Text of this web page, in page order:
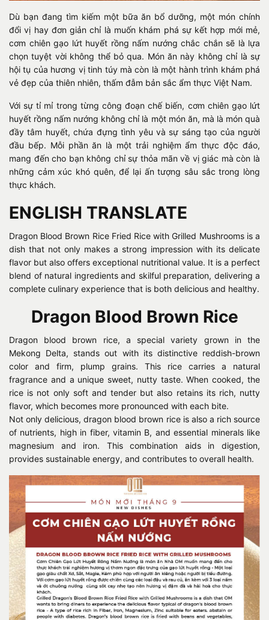
Dù bạn đang tìm kiếm một bữa ăn bổ dưỡng, một món chính
đổi vị hay đơn giản chỉ là muốn khám phá sự kết hợp mới mẻ,
cơm chiên gạo lứt huyết rồng nấm nướng chắc chắn sẽ là lựa
chọn tuyệt vời không thể bỏ qua. Món ăn này không chỉ là sự
hội tụ của hương vị tinh túy mà còn là một hành trình khám phá
vẻ đẹp của thiên nhiên, thấm đẫm bản sắc ẩm thực Việt Nam.
Với sự tỉ mỉ trong từng công đoạn chế biến, cơm chiên gạo lứt
huyết rồng nấm nướng không chỉ là một món ăn, mà là món quà
đầy tâm huyết, chứa đựng tình yêu và sự sáng tạo của người
đầu bếp. Mỗi phần ăn là một trải nghiệm ẩm thực độc đáo,
mang đến cho bạn không chỉ sự thỏa mãn về vị giác mà còn là
những cảm xúc khó quên, để lại ấn tượng sâu sắc trong lòng
thực khách.
ENGLISH TRANSLATE
Dragon Blood Brown Rice Fried Rice with Grilled Mushrooms is a
dish that not only makes a strong impression with its delicate
flavor but also offers exceptional nutritional value. It is a perfect
blend of natural ingredients and skilful preparation, delivering a
complete culinary experience that is both delicious and healthy.
Dragon Blood Brown Rice
Dragon blood brown rice, a special variety grown in the
Mekong Delta, stands out with its distinctive reddish-brown
color and firm, plump grains. This rice carries a natural
fragrance and a unique sweet, nutty taste. When cooked, the
rice is not only soft and tender but also retains its rich, nutty
flavor, which becomes more pronounced with each bite.
Not only delicious, dragon blood brown rice is also a rich source
of nutrients, high in fiber, vitamin B, and essential minerals like
magnesium and iron. This combination aids in digestion,
provides sustainable energy, and contributes to overall health.